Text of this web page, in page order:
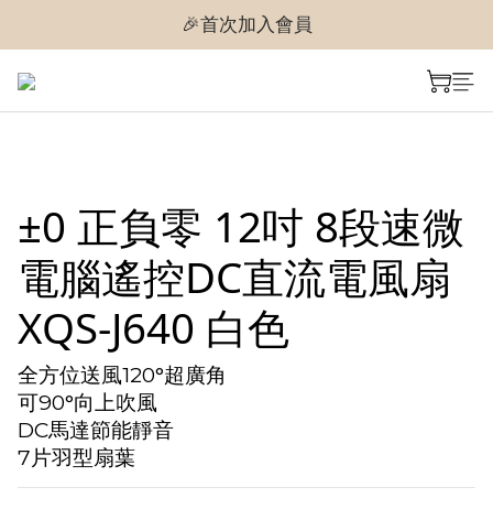
🎉首次加入會員
🎉首次加入會員
🎉首次加入會員
±0 正負零 12吋 8段速微
電腦遙控DC直流電風扇
XQS-J640 白色
全方位送風120°超廣角
可90°向上吹風
DC馬達節能靜音
7片羽型扇葉